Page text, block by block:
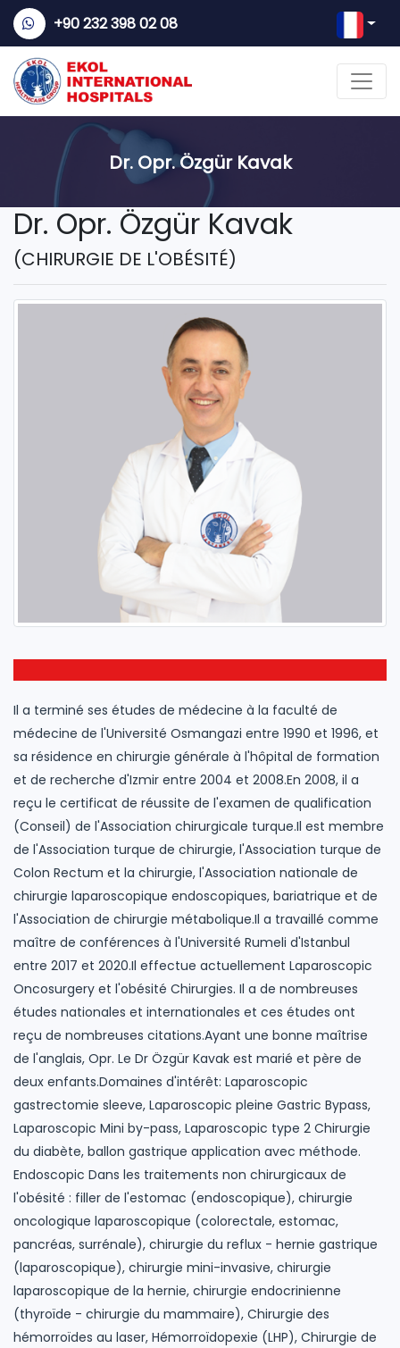
+90 232 398 02 08
Dr. Opr. Özgür Kavak
Dr. Opr. Özgür Kavak
(CHIRURGIE DE L'OBÉSITÉ)
Il a terminé ses études de médecine à la faculté de
médecine de l'Université Osmangazi entre 1990 et 1996, et
sa résidence en chirurgie générale à l'hôpital de formation
et de recherche d'Izmir entre 2004 et 2008.En 2008, il a
reçu le certificat de réussite de l'examen de qualification
(Conseil) de l'Association chirurgicale turque.Il est membre
de l'Association turque de chirurgie, l'Association turque de
Colon Rectum et la chirurgie, l'Association nationale de
chirurgie laparoscopique endoscopiques, bariatrique et de
l'Association de chirurgie métabolique.Il a travaillé comme
maître de conférences à l'Université Rumeli d'Istanbul
entre 2017 et 2020.Il effectue actuellement Laparoscopic
Oncosurgery et l'obésité Chirurgies. Il a de nombreuses
études nationales et internationales et ces études ont
reçu de nombreuses citations.Ayant une bonne maîtrise
de l'anglais, Opr. Le Dr Özgür Kavak est marié et père de
deux enfants.Domaines d'intérêt: Laparoscopic
gastrectomie sleeve, Laparoscopic pleine Gastric Bypass,
Laparoscopic Mini by-pass, Laparoscopic type 2 Chirurgie
du diabète, ballon gastrique application avec méthode.
Endoscopic Dans les traitements non chirurgicaux de
l'obésité : filler de l'estomac (endoscopique), chirurgie
oncologique laparoscopique (colorectale, estomac,
pancréas, surrénale), chirurgie du reflux - hernie gastrique
(laparoscopique), chirurgie mini-invasive, chirurgie
laparoscopique de la hernie, chirurgie endocrinienne
(thyroïde - chirurgie du mammaire), Chirurgie des
hémorroïdes au laser, Hémorroïdopexie (LHP), Chirurgie de